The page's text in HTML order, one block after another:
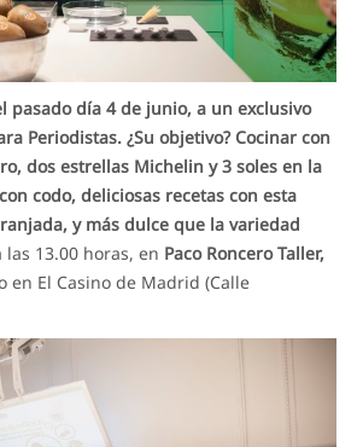
pasado día 4 de junio, a un exclusivo
Periodistas. ¿Su objetivo? Cocinar con
dos estrellas Michelin y 3 soles en la
codo, deliciosas recetas con esta
y más dulce que la variedad
las 13.00 horas, en Paco Roncero Taller,
en El Casino de Madrid (Calle